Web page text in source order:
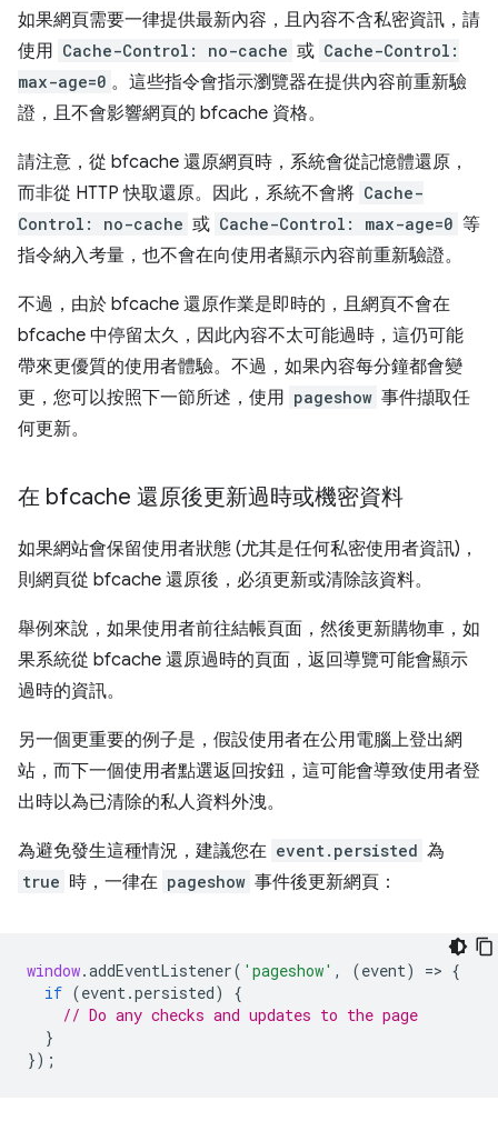
如果網頁需要一律提供最新內容，且內容不含私密資訊，請
使用 Cache-Control: no-cache 或 Cache-Control:
max-age=0 。這些指令會指示瀏覽器在提供內容前重新驗
證，且不會影響網頁的 bfcache 資格。
請注意，從 bfcache 還原網頁時，系統會從記憶體還原，
而非從 HTTP 快取還原。因此，系統不會將 Cache-
Control: no-cache 或 Cache-Control: max-age=0 等
指令納入考量，也不會在向使用者顯示內容前重新驗證。
不過，由於 bfcache 還原作業是即時的，且網頁不會在
bfcache 中停留太久，因此內容不太可能過時，這仍可能
帶來更優質的使用者體驗。不過，如果內容每分鐘都會變
更，您可以按照下一節所述，使用 pageshow 事件擷取任
何更新。
在 bfcache 還原後更新過時或機密資料
如果網站會保留使用者狀態 (尤其是任何私密使用者資訊)，
則網頁從 bfcache 還原後，必須更新或清除該資料。
舉例來說，如果使用者前往結帳頁面，然後更新購物車，如
果系統從 bfcache 還原過時的頁面，返回導覽可能會顯示
過時的資訊。
另一個更重要的例子是，假設使用者在公用電腦上登出網
站，而下一個使用者點選返回按鈕，這可能會導致使用者登
出時以為已清除的私人資料外洩。
為避免發生這種情況，建議您在 event.persisted 為
true 時，一律在 pageshow 事件後更新網頁：
window.addEventListener( 'pageshow' , (event) => {
if (event.persisted)
{
// Do any checks and updates to the page
}
});